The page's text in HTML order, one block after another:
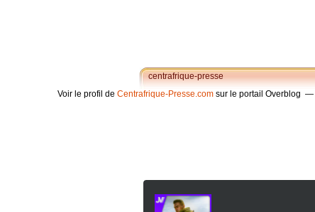
centrafrique-presse
Voir le profil de Centrafrique-Presse.com sur le portail Overblog